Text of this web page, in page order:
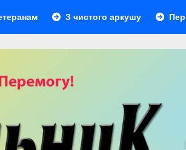
З чистого аркушу Перший